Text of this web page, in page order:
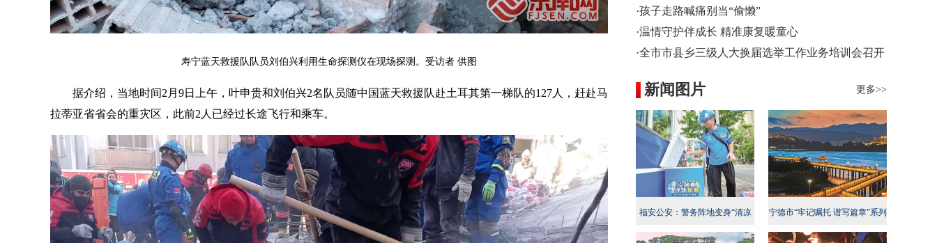
寿宁蓝天救援队队员刘伯兴利用生命探测仪在现场探测。受访者 供图
据介绍，当地时间2月9日上午，叶申贵和刘伯兴2名队员随中国蓝天救援队赴土耳其第一梯队的127人，赶赴马
拉蒂亚省省会的重灾区，此前2人已经过长途飞行和乘车。
·孩子走路喊痛别当“偷懒”
·温情守护伴成长 精准康复暖童心
·全市市县乡三级人大换届选举工作业务培训会召开
更多>>
新闻图片
福安公安：警务阵地变身“清凉
地”
宁德市“牢记嘱托 谱写篇章”系列
新闻发布会民生专项行动专场召